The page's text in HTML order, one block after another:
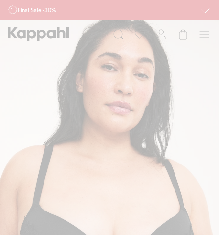
Final Sale -30%
Ważne przy zakupie min. 2 sztuk produktów włączonych w ofertę, również z
działu outlet do 10.8 w sklepach Kappahl i Newbie oraz na kappahl.com. Ofert
nie łączymy
Mężczyzna Dziecko
Niemowlę